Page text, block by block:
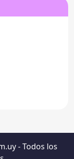
- Todos los